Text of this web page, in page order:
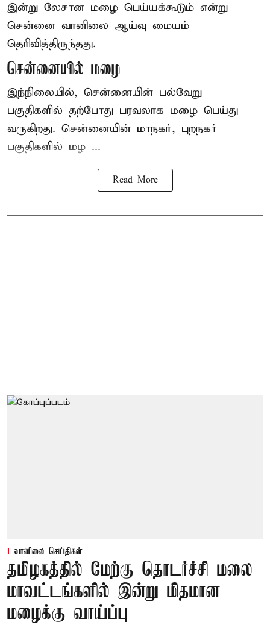
இன்று லேசான மழை பெய்யக்கூடும் என்று
சென்னை வானிலை ஆய்வு மையம்
தெரிவித்திருந்தது.
சென்னையில் மழை
இந்நிலையில், சென்னையின் பல்வேறு
பகுதிகளில் தற்போது பரவலாக மழை பெய்து
வருகிறது. சென்னையின் மாநகர், புறநகர்
பகுதிகளில் மழ ...
Read More
வானிலை செய்திகள்
தமிழகத்தில் மேற்கு தொடர்ச்சி மலை
மாவட்டங்களில் இன்று மிதமான
மழைக்கு வாய்ப்பு